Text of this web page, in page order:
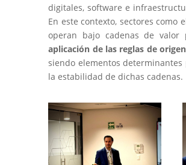
digitales, software e
En este contexto, sectores
operan bajo cadenas de valor
aplicación de las reglas de origen
siendo elementos
la estabilidad de dichas cadenas.